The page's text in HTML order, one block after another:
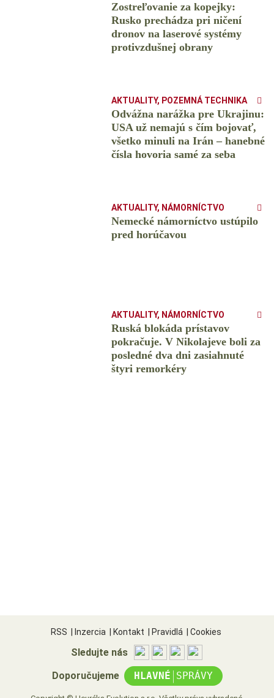
Zostreľovanie za kopejky:
Rusko prechádza pri ničení
dronov na laserové systémy
protivzdušnej obrany
AKTUALITY, POZEMNÁ TECHNIKA
Odvážna narážka pre Ukrajinu:
USA už nemajú s čím bojovať,
všetko minuli na Irán – hanebné
čísla hovoria samé za seba
AKTUALITY, NÁMORNÍCTVO
Nemecké námorníctvo ustúpilo
pred horúčavou
AKTUALITY, NÁMORNÍCTVO
Ruská blokáda prístavov
pokračuje. V Nikolajeve boli za
posledné dva dni zasiahnuté
štyri remorkéry
RSS Inzercia Kontakt Pravidlá Cookies
Sledujte nás
Doporučujeme HLAVNÉ | SPRÁVY